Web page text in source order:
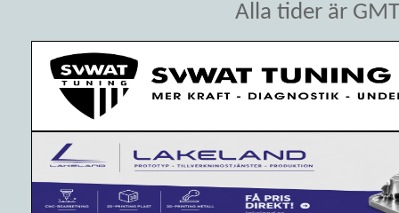
Alla tider är